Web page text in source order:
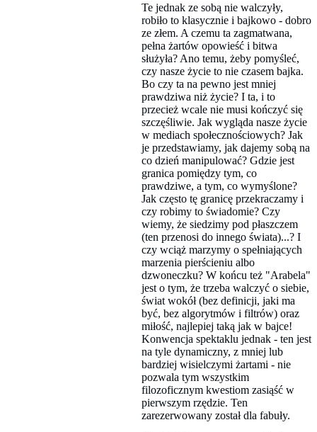
Te jednak ze sobą nie walczyły,
robiło to klasycznie i bajkowo - dobro
ze złem. A czemu ta zagmatwana,
pełna żartów opowieść i bitwa
służyła? Ano temu, żeby pomyśleć,
czy nasze życie to nie czasem bajka.
Bo czy ta na pewno jest mniej
prawdziwa niż życie? I ta, i to
przecież wcale nie musi kończyć się
szczęśliwie. Jak wygląda nasze życie
w mediach społecznościowych? Jak
je przedstawiamy, jak dajemy sobą na
co dzień manipulować? Gdzie jest
granica pomiędzy tym, co
prawdziwe, a tym, co wymyślone?
Jak często tę granicę przekraczamy i
czy robimy to świadomie? Czy
wiemy, że siedzimy pod płaszczem
(ten przenosi do innego świata)...? I
czy wciąż marzymy o spełniających
marzenia pierścieniu albo
dzwoneczku? W końcu też "Arabela"
jest o tym, że trzeba walczyć o siebie,
świat wokół (bez definicji, jaki ma
być, bez algorytmów i filtrów) oraz
miłość, najlepiej taką jak w bajce!
Konwencja spektaklu jednak - ten jest
na tyle dynamiczny, z mniej lub
bardziej wisielczymi żartami - nie
pozwala tym wszystkim
filozoficznym kwestiom zasiąść w
pierwszym rzędzie. Ten
zarezerwowany został dla fabuły.